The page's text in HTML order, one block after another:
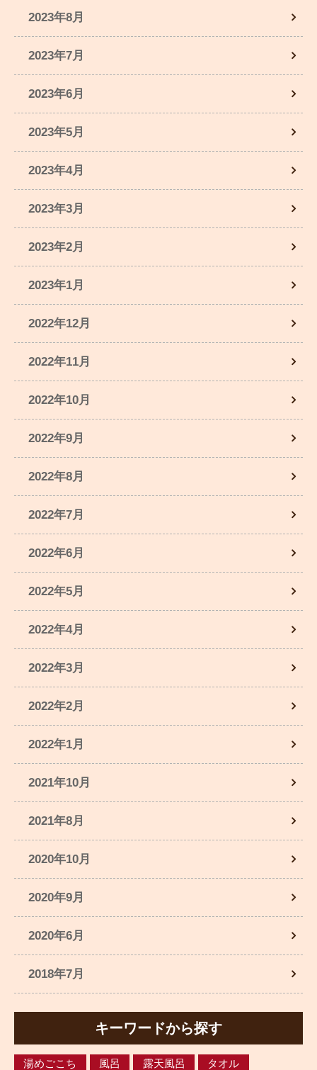
2023年8月
2023年7月
2023年6月
2023年5月
2023年4月
2023年3月
2023年2月
2023年1月
2022年12月
2022年11月
2022年10月
2022年9月
2022年8月
2022年7月
2022年6月
2022年5月
2022年4月
2022年3月
2022年2月
2022年1月
2021年10月
2021年8月
2020年10月
2020年9月
2020年6月
2018年7月
キーワードから探す
湯めごこち 風呂 露天風呂
タオル